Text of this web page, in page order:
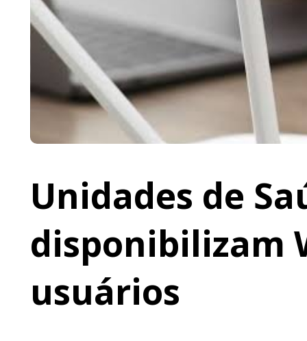
Unidades de
disponibilizam
usuários